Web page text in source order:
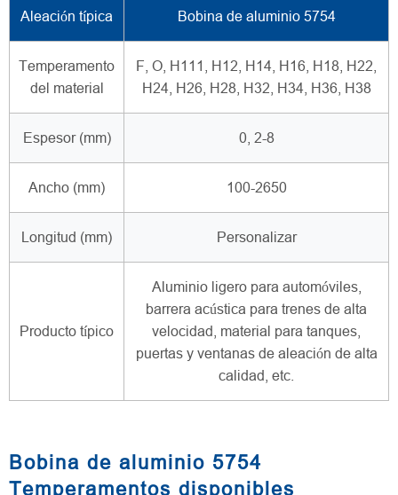
Aleación típica Bobina de aluminio 5754
Temperamento
del material
F, O, H111, H12, H14, H16, H18, H22,
H24, H26, H28, H32, H34, H36, H38
Espesor (mm) 0, 2-8
Ancho (mm) 100-2650
Longitud (mm) Personalizar
Producto típico
Aluminio ligero para automóviles,
barrera acústica para trenes de alta
velocidad, material para tanques,
puertas y ventanas de aleación de alta
calidad, etc.
Bobina de aluminio 5754
Temperamentos disponibles